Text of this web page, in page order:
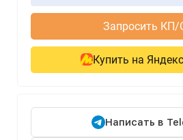
Запросить КП/
Купить на
Написать в